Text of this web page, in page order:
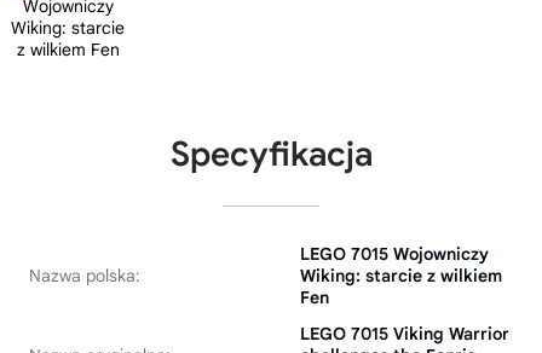
Specyfikacja
Nazwa polska:
LEGO 7015 Wojowniczy
Wiking: starcie z wilkiem
Fen
LEGO 7015 Viking Warrior